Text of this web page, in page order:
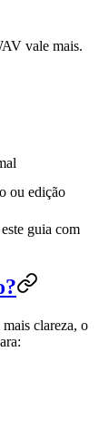
vale mais.
ou edição
guia com
clareza, o